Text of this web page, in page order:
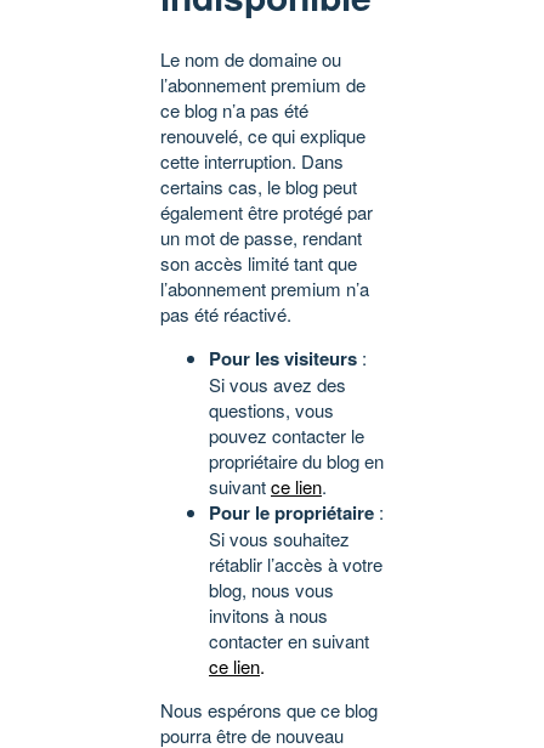
Le nom de domaine ou
l’abonnement premium de
ce blog n’a pas été
renouvelé, ce qui explique
cette interruption. Dans
certains cas, le blog peut
également être protégé par
un mot de passe, rendant
son accès limité tant que
l’abonnement premium n’a
pas été réactivé.
Pour les visiteurs :
Si vous avez des
questions, vous
pouvez contacter le
propriétaire du blog en
suivantce lien.
Pour le propriétaire :
Si vous souhaitez
rétablir l’accès à votre
blog, nous vous
invitons à nous
contacter en suivant
ce lien.
Nous espérons que ce blog
pourra être de nouveau